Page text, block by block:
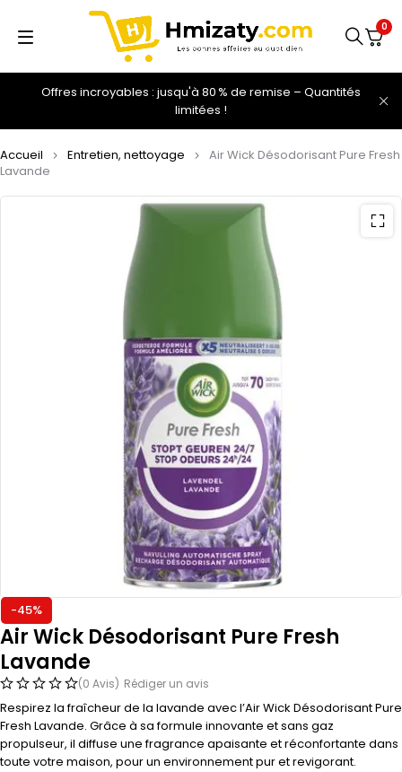
Offres incroyables : jusqu'à 80 % de remise – Quantités
limitées !
0
Accueil Entretien, nettoyage
Air Wick Désodorisant Pure Fresh
Lavande
-45%
Air Wick Désodorisant Pure Fresh
Lavande
(0 Avis) Rédiger un avis
Respirez la fraîcheur de la lavande avec l’Air Wick Désodorisant Pure
Fresh Lavande. Grâce à sa formule innovante et sans gaz
propulseur, il diffuse une fragrance apaisante et réconfortante dans
toute votre maison, pour un environnement pur et revigorant.